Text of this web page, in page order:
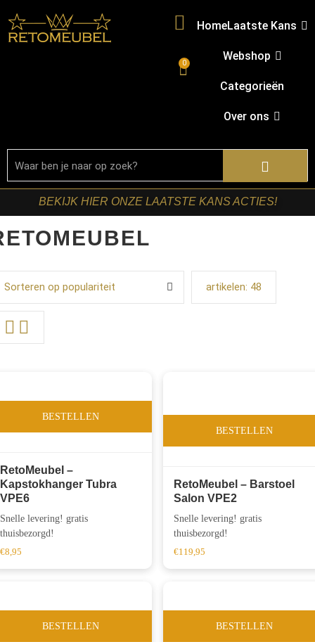
0
HomeLaatste Kans
Webshop
Categorieën
Over ons
BEKIJK HIER ONZE LAATSTE KANS ACTIES!
Sorteren op populariteit artikelen: 48
BESTELLEN
RetoMeubel –
Kapstokhanger Tubra
VPE6
Snelle levering! gratis
thuisbezorgd!
€8,95
BESTELLEN
RetoMeubel – Barstoel
Salon VPE2
Snelle levering! gratis
thuisbezorgd!
€119,95
BESTELLEN BESTELLEN